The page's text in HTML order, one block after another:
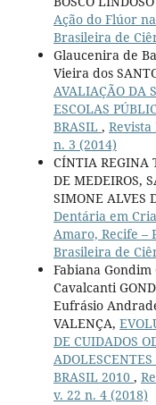
Ação do Flúor
Brasileira de
Glaucenira de
Vieira dos
AVALIAÇÃO DA
ESCOLAS
BRASIL , Revista
n. 3 (2014)
CÍNTIA REGINA
DE MEDEIROS,
SIMONE ALVES
Dentária em
Amaro, Recife –
Brasileira de
Fabiana Gondim
Cavalcanti
Eufrásio
VALENÇA,
DE CUIDADOS
BRASIL 2010 ,
v. 22 n. 4 (2018)